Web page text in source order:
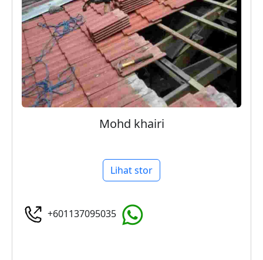
Mohd khairi
Lihat stor
+601137095035